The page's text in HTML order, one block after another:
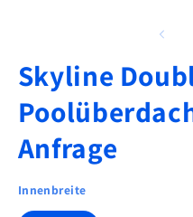
Skyline
Anfrage
Innenbreite